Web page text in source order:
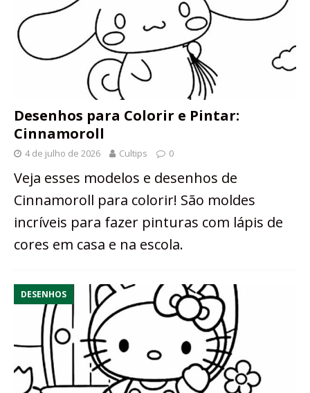
Desenhos para Colorir e Pintar:
Cinnamoroll
4 de julho de 2026 Cultips 0
Veja esses modelos e desenhos de
Cinnamoroll para colorir! São moldes
incríveis para fazer pinturas com lápis de
cores em casa e na escola.
DESENHOS